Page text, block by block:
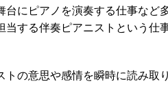
にピアノを演奏する仕事など
する伴奏ピアニストという仕
の意思や感情を瞬時に読み取